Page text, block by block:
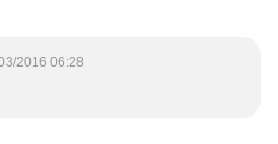
2016 06:28